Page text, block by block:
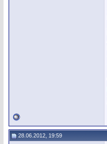
28.06.2012, 19:59